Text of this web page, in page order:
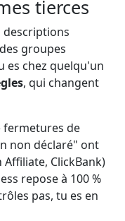
tierces
descriptions
groupes
es chez quelqu'un
, qui changent
fermetures de
non déclaré" ont
ClickBank)
repose à 100 %
pas, tu es en